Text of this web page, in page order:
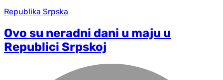
Republika Srpska
Ovo su neradni dani u maju u
Republici Srpskoj